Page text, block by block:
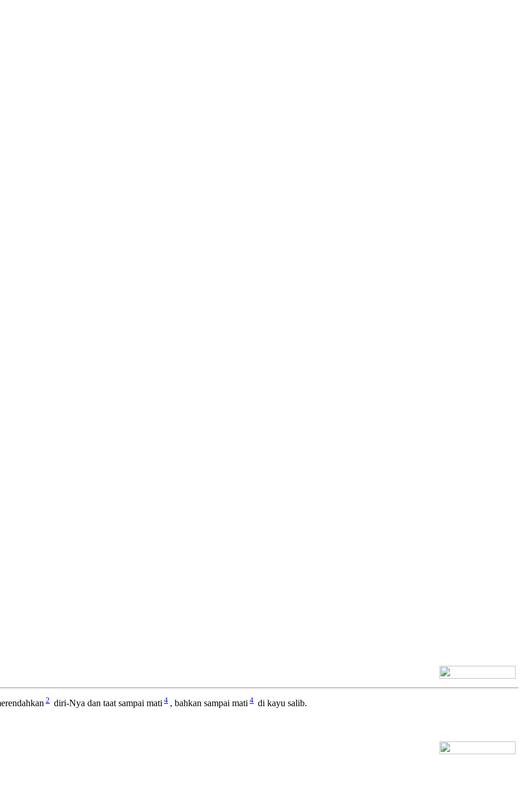
2 diri-Nya dan taat sampai mati 4 , bahkan sampai mati 4 di kayu salib.